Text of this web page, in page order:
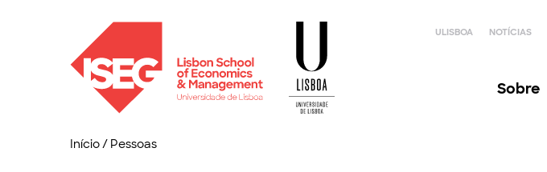
ULISBOA NOTÍCIAS
Sobre
Início/ Pessoas